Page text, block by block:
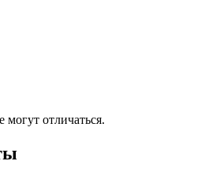
отличаться.